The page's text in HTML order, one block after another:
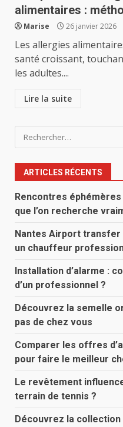
alimentaires :
Marise 26 janvier 2026
Les allergies
santé croissant,
les adultes....
Lire la suite
Rechercher :
ARTICLES RÉCENTS
Rencontres
que l’on recherche
Nantes Airport
un chauffeur
Installation d’alarme :
d’un professionnel ?
Découvrez la semelle
pas de chez vous
Comparer les offres
pour faire le meilleur
Le revêtement
terrain de tennis ?
Découvrez la